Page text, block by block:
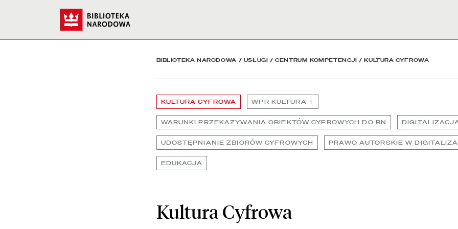
Kultura Cyfrowa - Biblioteka Narodowa
BIBLIOTEKA NARODOWA / USŁUGI /CENTRUM KOMPETENCJI /KULTURA CYFROWA
KULTURA CYFROWA WPR KULTURA +
WARUNKI PRZEKAZYWANIA OBIEKTÓW CYFROWYCH DO BN
UDOSTĘPNIANIE ZBIORÓW CYFROWYCH PRAWO AUTORSKIE W
EDUKACJA
Kultura Cyfrowa